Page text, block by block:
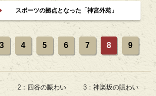
スポーツの拠点となった「神宮外苑」
3 4 5 6 7 8 9
2：四谷の賑わい 3：神楽坂の賑わい